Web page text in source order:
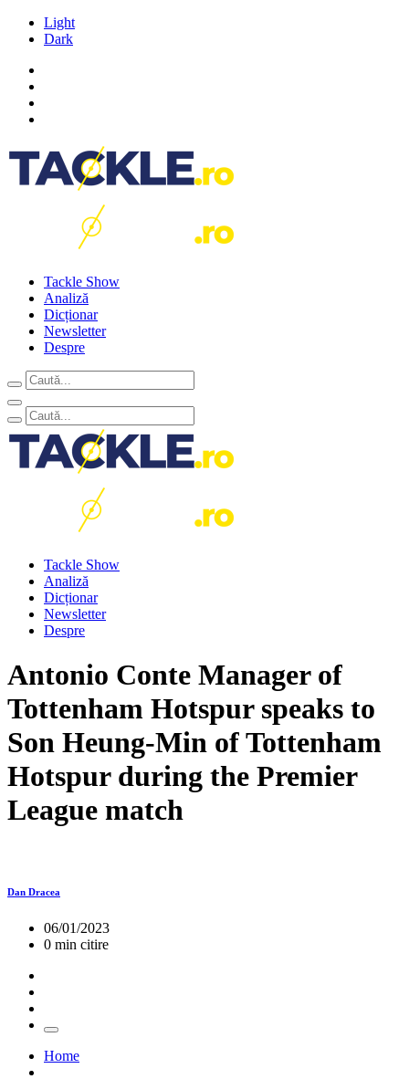
Light
Dark
Tackle Show
Analiză
Dicționar
Newsletter
Despre
Tackle Show
Analiză
Dicționar
Newsletter
Despre
Antonio Conte Manager of
Tottenham Hotspur speaks to
Son Heung-Min of Tottenham
Hotspur during the Premier
League match
Dan Dracea
06/01/2023
0 min citire
Home